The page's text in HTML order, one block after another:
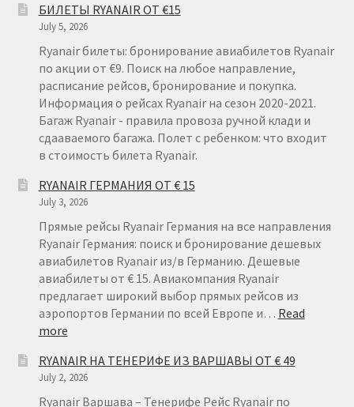
БИЛЕТЫ RYANAIR ОТ €15
July 5, 2026
Ryanair билеты: бронирование авиабилетов Ryanair
по акции от €9. Поиск на любое направление,
расписание рейсов, бронирование и покупка.
Информация о рейсах Ryanair на сезон 2020-2021.
Багаж Ryanair - правила провоза ручной клади и
сдааваемого багажа. Полет с ребенком: что входит
в стоимость билета Ryanair.
RYANAIR ГЕРМАНИЯ ОТ € 15
July 3, 2026
Прямые рейсы Ryanair Германия на все направления
Ryanair Германия: поиск и бронирование дешевых
авиабилетов Ryanair из/в Германию. Дешевые
авиабилеты от € 15. Авиакомпания Ryanair
предлагает широкий выбор прямых рейсов из
аэропортов Германии по всей Европе и… Read
more:
ГЕРМАНИЯ
ОТ
€
RYANAIR НА ТЕНЕРИФЕ ИЗ ВАРШАВЫ ОТ € 49
July 2, 2026
Ryanair Варшава – Тенерифе Рейс Ryanair по